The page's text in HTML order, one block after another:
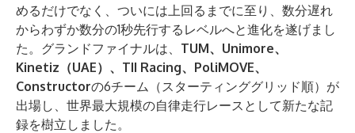
めるだけでなく、ついには上回るまでに至り、数分遅れ
からわずか数分の1秒先行するレベルへと進化を遂げまし
た。グランドファイナルは、 TUM、Unimore、
Kinetiz（UAE）、TII Racing、PoliMOVE、
Constructorの6チーム（スターティンググリッド順）が
出場し、世界最大規模の自律走行レースとして新たな記
録を樹立しました。